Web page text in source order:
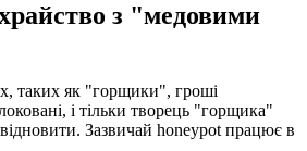
з "медовими
таких як "горщики", гроші
і тільки творець "горщика"
Зазвичай honeypot працює в